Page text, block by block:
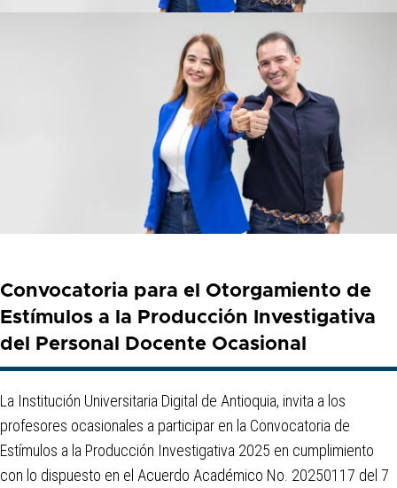
Convocatoria para el Otorgamiento de
Estímulos a la Producción Investigativa
del Personal Docente Ocasional
La Institución Universitaria Digital de Antioquia, invita a los
profesores ocasionales a participar en la Convocatoria de
Estímulos a la Producción Investigativa 2025 en cumplimiento
con lo dispuesto en el Acuerdo Académico No. 20250117 del 7